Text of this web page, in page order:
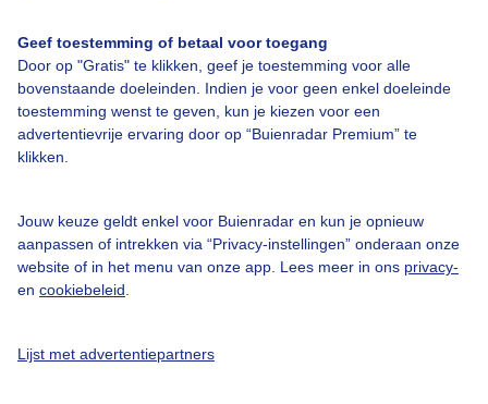
Geef toestemming of betaal voor toegang
Door op "Gratis" te klikken, geef je toestemming voor alle
bovenstaande doeleinden. Indien je voor geen enkel doeleinde
toestemming wenst te geven, kun je kiezen voor een
advertentievrije ervaring door op “Buienradar Premium” te
klikken.
Jouw keuze geldt enkel voor Buienradar en kun je opnieuw
aanpassen of intrekken via “Privacy-instellingen” onderaan onze
website of in het menu van onze app. Lees meer in ons privacy-
en cookiebeleid
Lijst met advertentiepartners
Over Buienradar
Veelgestelde vragen
Contact